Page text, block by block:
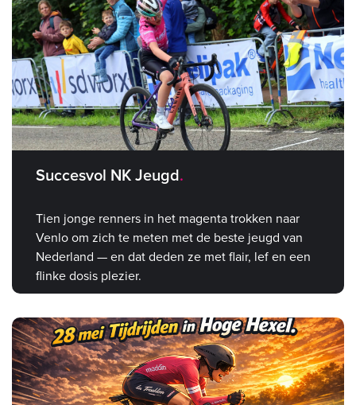
Succesvol NK Jeugd
Tien jonge renners in het magenta trokken naar
Venlo om zich te meten met de beste jeugd van
Nederland — en dat deden ze met flair, lef en een
flinke dosis plezier.